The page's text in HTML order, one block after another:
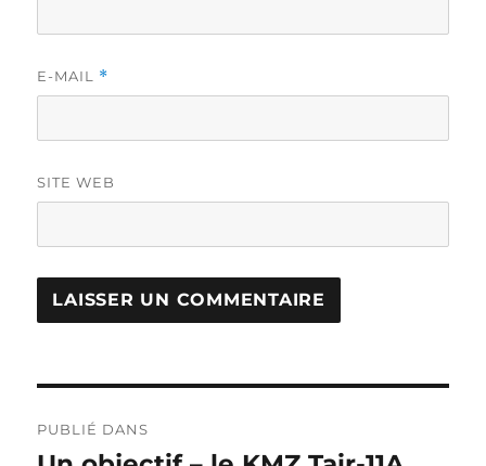
E-MAIL *
SITE WEB
de
PUBLIÉ DANS